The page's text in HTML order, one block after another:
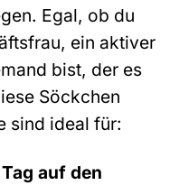
Egal, ob du
ein aktiver
bist, der es
Söckchen
sind ideal für:
auf den